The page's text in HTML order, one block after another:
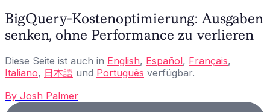
BigQuery-Kostenoptimierung: Ausgaben
senken, ohne Performance zu verlieren
Diese Seite ist auch in English, Español, Français,
Italiano, 日本語 und Português verfügbar.
By Josh Palmer